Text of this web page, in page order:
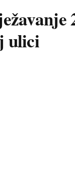
ulici